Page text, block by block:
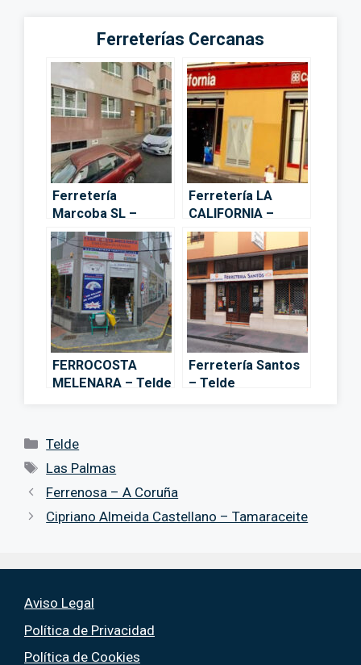
Ferreterías Cercanas
Ferretería
Marcoba SL –
Telde
Ferretería LA
CALIFORNIA –
Telde
FERROCOSTA
MELENARA – Telde
Ferretería Santos
– Telde
Categorías
Telde
Etiquetas
Las Palmas
Ferrenosa – A Coruña
Cipriano Almeida Castellano – Tamaraceite
Aviso Legal
Política de Privacidad
Política de Cookies